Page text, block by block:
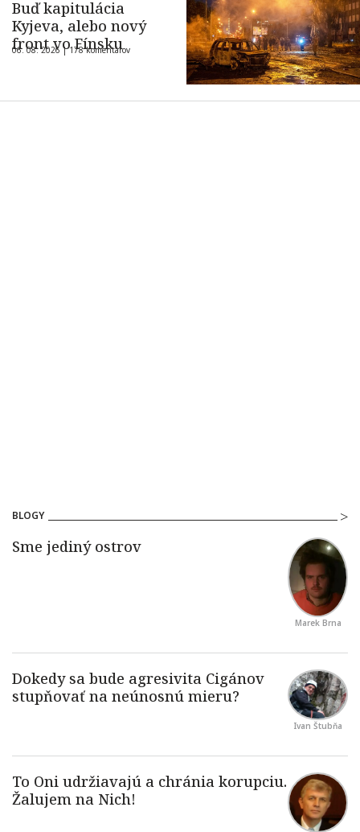
Buď kapitulácia
Kyjeva, alebo nový
front vo Fínsku
06. 08. 2026 |178 komentárov
BLOGY
Marek Brna
Ivan Štubňa